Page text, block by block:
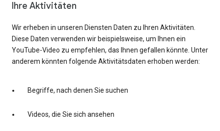
Ihre Aktivitäten
Wir erheben in unseren Diensten Daten zu Ihren Aktivitäten.
Diese Daten verwenden wir beispielsweise, um Ihnen ein
YouTube-Video zu empfehlen, das Ihnen gefallen könnte. Unter
anderem könnten folgende Aktivitätsdaten erhoben werden:
Begriffe, nach denen Sie suchen
Videos, die Sie sich ansehen